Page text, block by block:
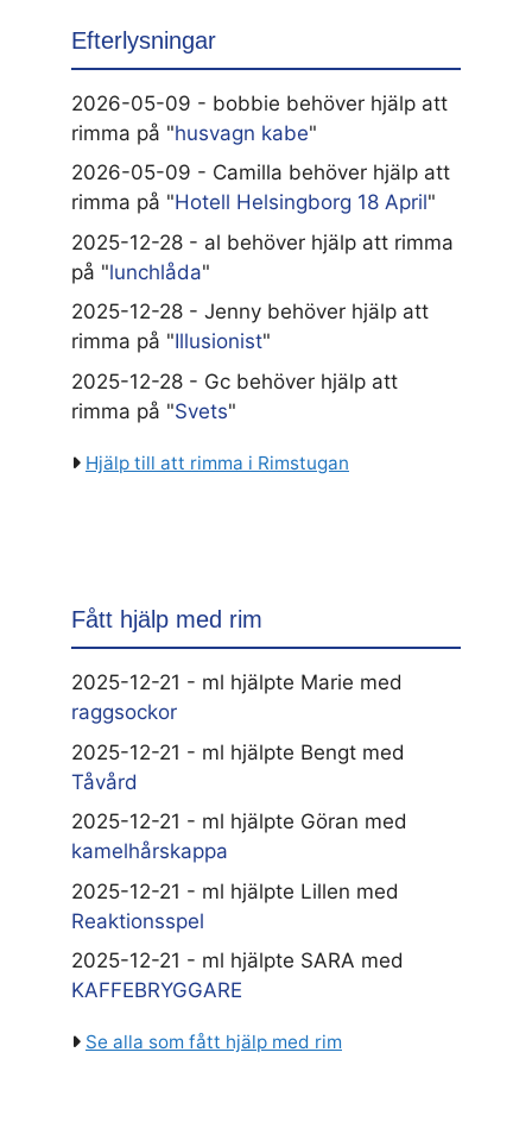
Efterlysningar
2026-05-09 - bobbie behöver hjälp att
rimma på "husvagn kabe"
2026-05-09 - Camilla behöver hjälp att
rimma på "Hotell Helsingborg 18 April"
2025-12-28 - al behöver hjälp att rimma
på "lunchlåda"
2025-12-28 - Jenny behöver hjälp att
rimma på "Illusionist"
2025-12-28 - Gc behöver hjälp att
rimma på "Svets"
Hjälp till att rimma i Rimstugan
Fått hjälp med rim
2025-12-21 - ml hjälpte Marie med
raggsockor
2025-12-21 - ml hjälpte Bengt med
Tåvård
2025-12-21 - ml hjälpte Göran med
kamelhårskappa
2025-12-21 - ml hjälpte Lillen med
Reaktionsspel
2025-12-21 - ml hjälpte SARA med
KAFFEBRYGGARE
Se alla som fått hjälp med rim